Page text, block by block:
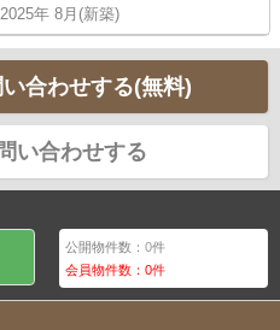
2025年 8月(新築)
合わせする(無料)
い合わせする
公開物件数：0件
会員物件数：0件